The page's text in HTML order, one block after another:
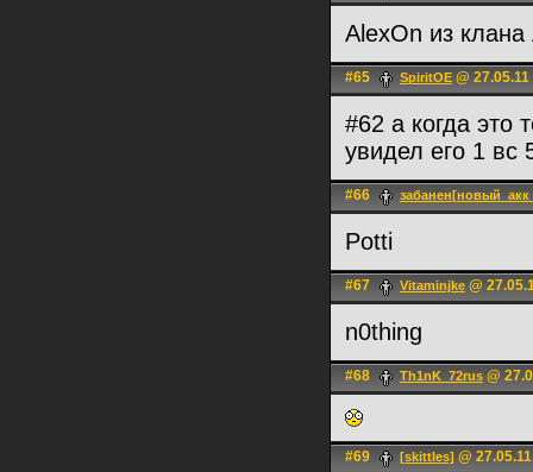
AlexOn из
#65 SpiritOE @
#62 а когда это
увидел его 1 вс
#66
Potti
#67 Vitaminjke @
n0thing
#68 Th1nK_72rus @
#69 [skittles] @